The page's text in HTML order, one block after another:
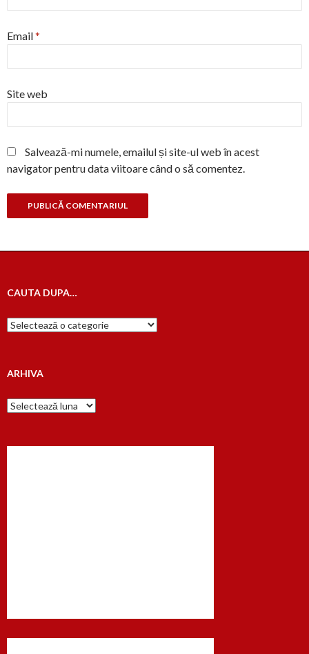
Email*
Site web
Salvează-mi numele, emailul și site-ul web în acest
navigator pentru data viitoare când o să comentez.
CAUTA DUPA…
Cauta
dupa…
ARHIVA
Arhiva